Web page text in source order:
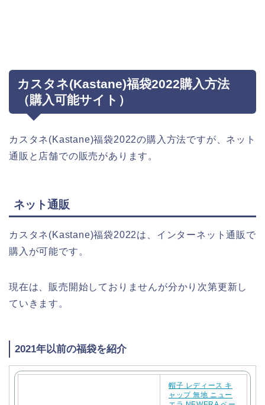
カスタネ(Kastane)福袋2022購入方法
（購入可能サイト）
カスタネ(Kastane)福袋2022の購入方法ですが、ネット
通販と店舗での販売があります。
ネット通販
カスタネ(Kastane)福袋2022は、インターネット通販で
購入が可能です。
現在は、販売開始しておりませんが分かり次第更新し
ていきます。
2021年以前の福袋を紹介
帽子 レディース キ
ャップ 無地 ニュー